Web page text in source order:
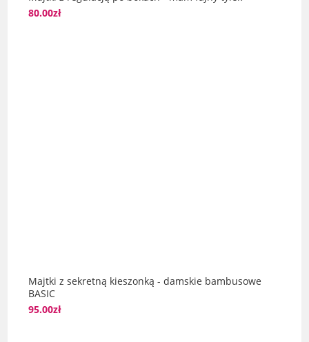
80.00zł
Majtki z sekretną kieszonką - damskie bambusowe
BASIC
95.00zł